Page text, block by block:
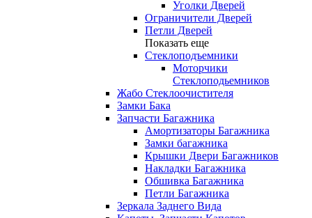
Уголки Дверей
Ограничители Дверей
Петли Дверей
Показать еще
Стеклоподъемники
Моторчики
Стеклоподьемников
Жабо Стеклоочистителя
Замки Бака
Запчасти Багажника
Амортизаторы Багажника
Замки багажника
Крышки Двери Багажников
Накладки Багажника
Обшивка Багажника
Петли Багажника
Зеркала Заднего Вида